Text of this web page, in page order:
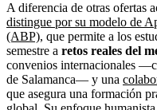
A diferencia de otras ofertas
distingue por su modelo de
(ABP), que permite a los
semestre a retos reales del
convenios internacionales
de Salamanca— y una
que asegura una formación